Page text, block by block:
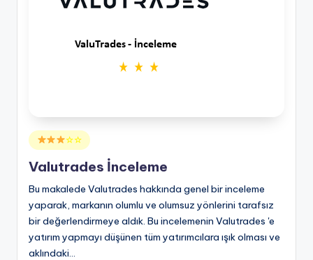
Posted
in
☆☆
Valutrades İnceleme
Bu makalede Valutrades hakkında genel bir inceleme
yaparak, markanın olumlu ve olumsuz yönlerini tarafsız
bir değerlendirmeye aldık. Bu incelemenin Valutrades 'e
yatırım yapmayı düşünen tüm yatırımcılara ışık olması ve
aklındaki…